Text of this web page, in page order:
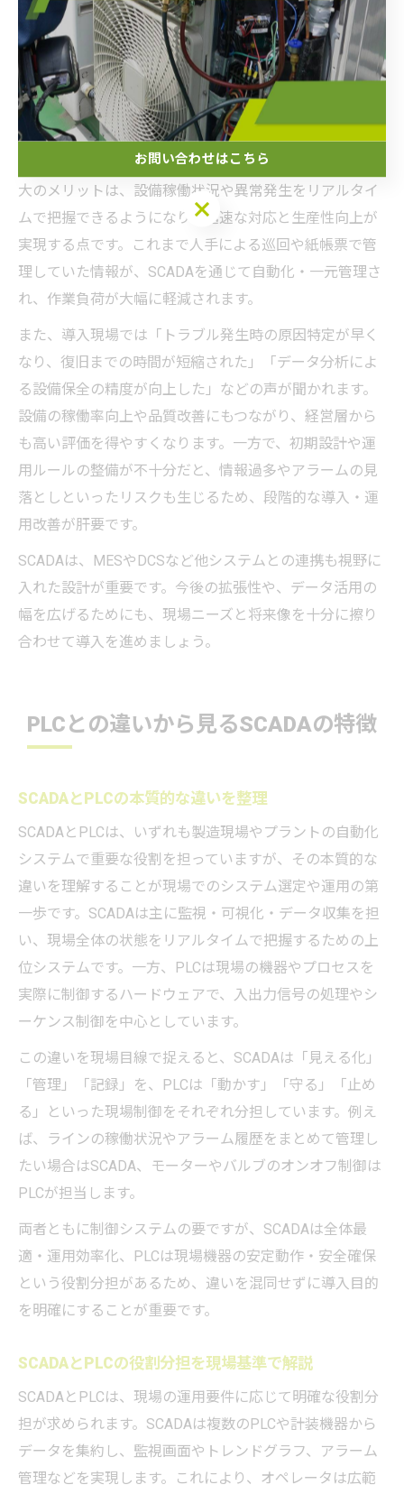
換を行いましょう。初心者向けにはシンプルな画面、熟
練者向けには詳細情報の切替表示など、利用者層に応じ
た工夫も有効です。
SCADA導入がもたらす現場変化とは
SCADA導入により、現場の運用が大きく変化します。最
大のメリットは、設備稼働状況や異常発生をリアルタイ
ムで把握できるようになり、迅速な対応と生産性向上が
実現する点です。これまで人手による巡回や紙帳票で管
理していた情報が、SCADAを通じて自動化・一元管理さ
れ、作業負荷が大幅に軽減されます。
また、導入現場では「トラブル発生時の原因特定が早く
なり、復旧までの時間が短縮された」「データ分析によ
る設備保全の精度が向上した」などの声が聞かれます。
設備の稼働率向上や品質改善にもつながり、経営層から
も高い評価を得やすくなります。一方で、初期設計や運
用ルールの整備が不十分だと、情報過多やアラームの見
落としといったリスクも生じるため、段階的な導入・運
用改善が肝要です。
SCADAは、MESやDCSなど他システムとの連携も視野に
入れた設計が重要です。今後の拡張性や、データ活用の
幅を広げるためにも、現場ニーズと将来像を十分に擦り
合わせて導入を進めましょう。
PLCとの違いから見るSCADAの特徴
SCADAとPLCの本質的な違いを整理
SCADAとPLCは、いずれも製造現場やプラントの自動化
システムで重要な役割を担っていますが、その本質的な
違いを理解することが現場でのシステム選定や運用の第
一歩です。SCADAは主に監視・可視化・データ収集を担
い、現場全体の状態をリアルタイムで把握するための上
位システムです。一方、PLCは現場の機器やプロセスを
実際に制御するハードウェアで、入出力信号の処理やシ
ーケンス制御を中心としています。
この違いを現場目線で捉えると、SCADAは「見える化」
「管理」「記録」を、PLCは「動かす」「守る」「止め
る」といった現場制御をそれぞれ分担しています。例え
ば、ラインの稼働状況やアラーム履歴をまとめて管理し
たい場合はSCADA、モーターやバルブのオンオフ制御は
PLCが担当します。
両者ともに制御システムの要ですが、SCADAは全体最
適・運用効率化、PLCは現場機器の安定動作・安全確保
という役割分担があるため、違いを混同せずに導入目的
を明確にすることが重要です。
SCADAとPLCの役割分担を現場基準で解説
SCADAとPLCは、現場の運用要件に応じて明確な役割分
担が求められます。SCADAは複数のPLCや計装機器から
データを集約し、監視画面やトレンドグラフ、アラーム
管理などを実現します。これにより、オペレータは広範
お問い合わせはこちら
お問い合わせはこちら